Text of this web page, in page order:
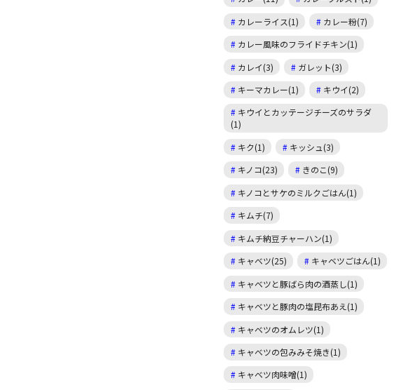
カレーライス(1)
カレー粉(7)
カレー風味のフライドチキン(1)
カレイ(3)
ガレット(3)
キーマカレー(1)
キウイ(2)
キウイとカッテージチーズのサラダ
(1)
キク(1)
キッシュ(3)
キノコ(23)
きのこ(9)
キノコとサケのミルクごはん(1)
キムチ(7)
キムチ納豆チャーハン(1)
キャベツ(25)
キャベツごはん(1)
キャベツと豚ばら肉の酒蒸し(1)
キャベツと豚肉の塩昆布あえ(1)
キャベツのオムレツ(1)
キャベツの包みみそ焼き(1)
キャベツ肉味噌(1)